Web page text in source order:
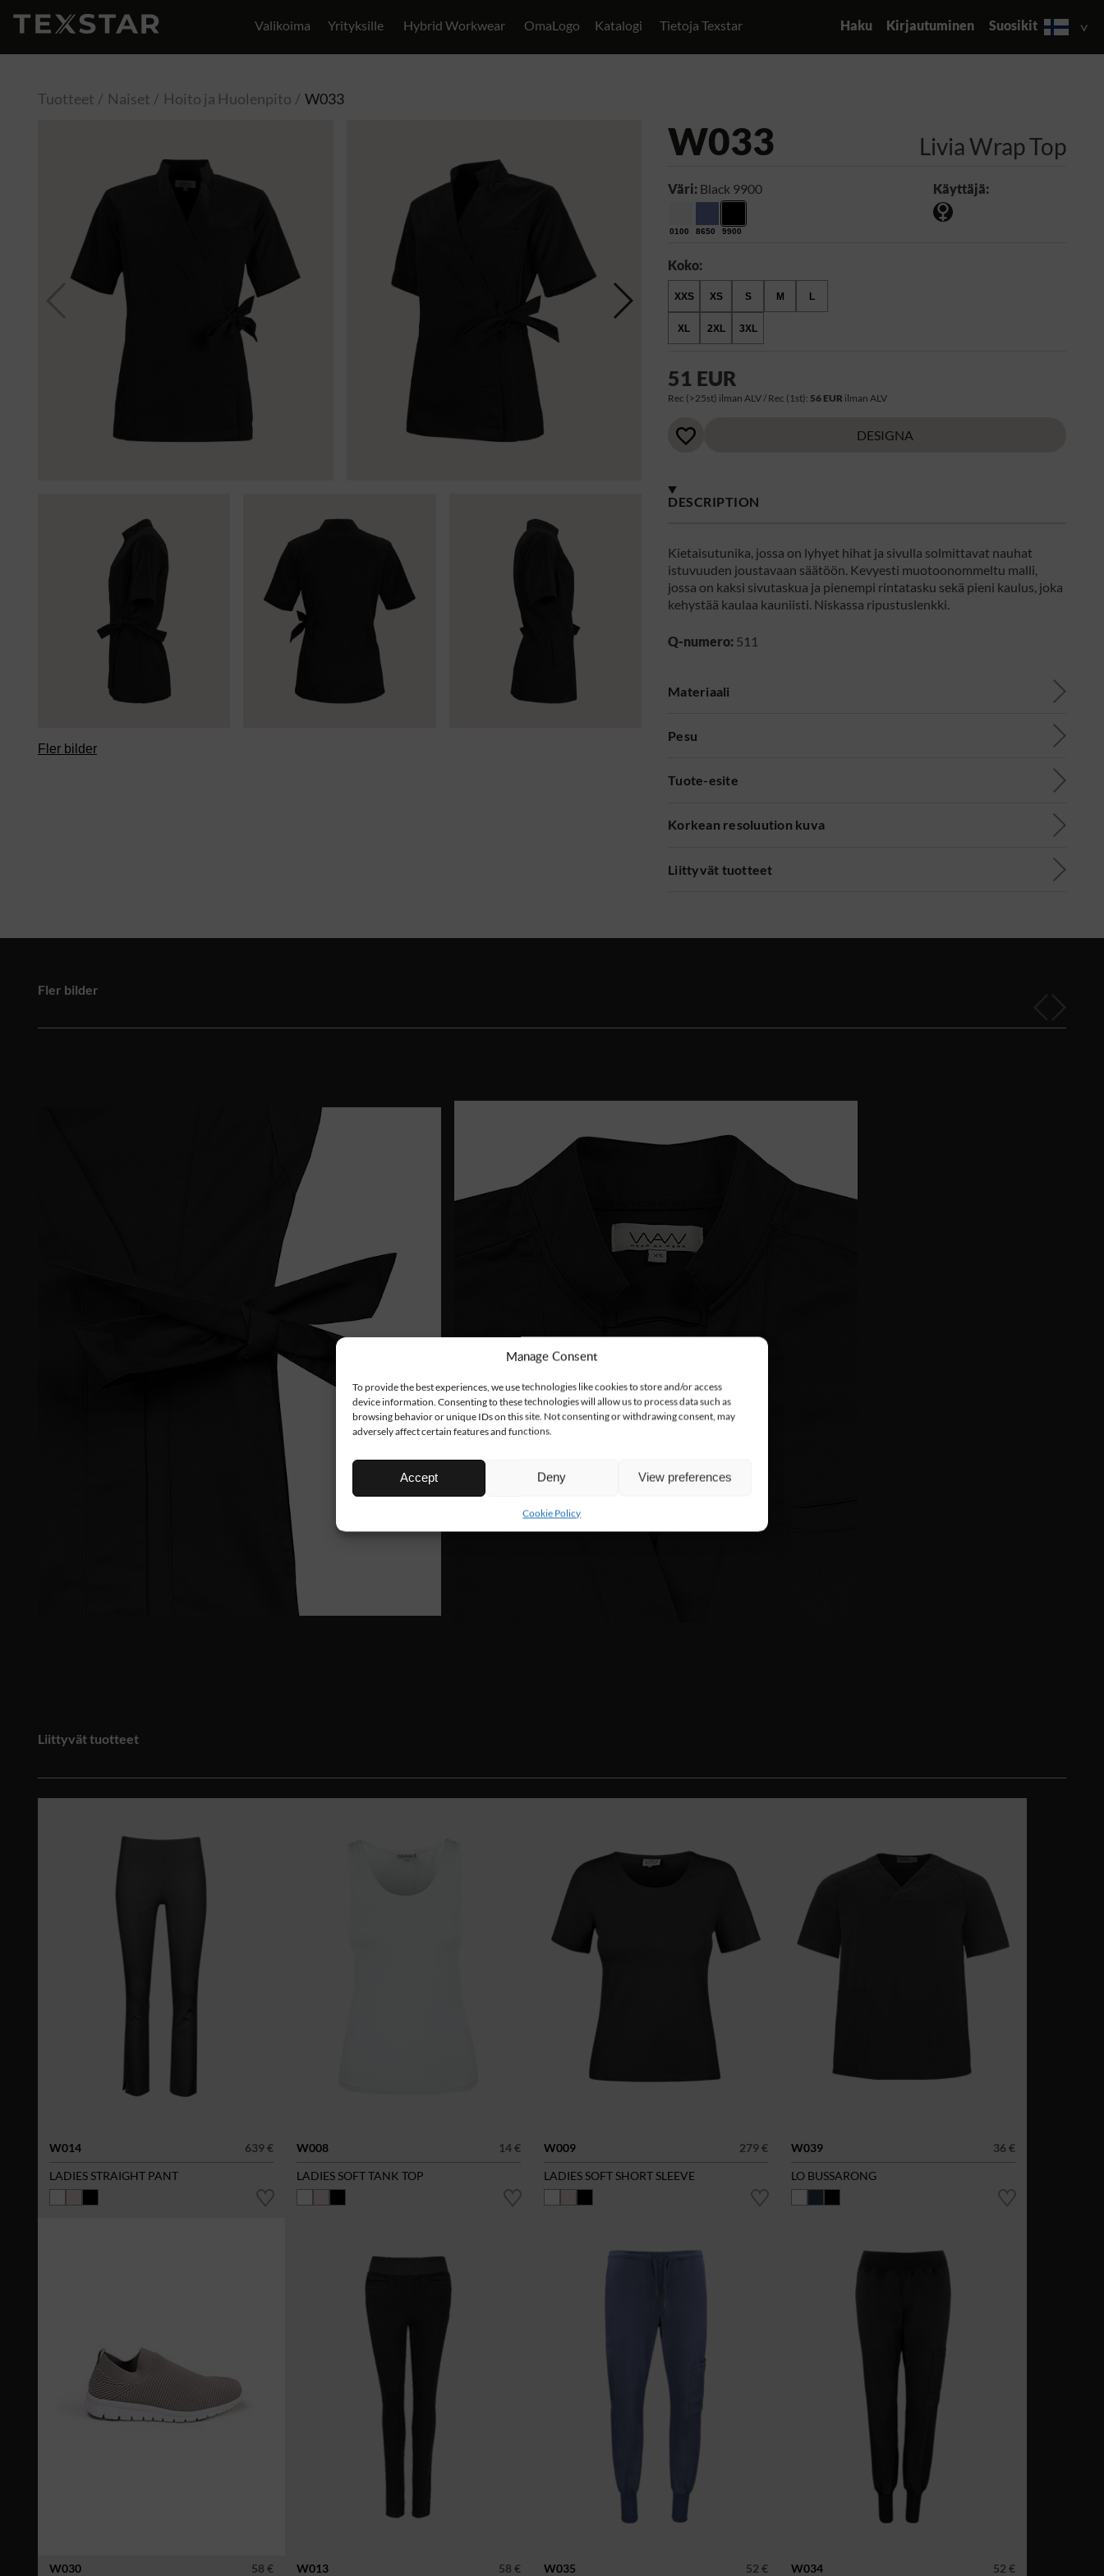
Manage Consent
To provide the best experiences, we use technologies like cookies to store and/or access
device information. Consenting to these technologies will allow us to process data such as
browsing behavior or unique IDs on this site. Not consenting or withdrawing consent, may
adversely affect certain features and functions.
Accept Deny View preferences
Cookie Policy
Valikoima Yrityksille Hybrid Workwear OmaLogo Katalogi Tietoja Texstar Haku Kirjautuminen Suosikit
Tuotteet Naiset Hoito ja Huolenpito W033
Fler bilder
W033 Livia Wrap Top
Väri: Black 9900
0100 8650 9900
Käyttäjä:
Koko:
XXS XS S M L
XL 2XL 3XL
51 EUR
Rec (>25st) ilman ALV / Rec (1st): 56 EUR ilman ALV
DESIGNA
DESCRIPTION
Kietaisutunika, jossa on lyhyet hihat ja sivulla solmittavat nauhat
istuvuuden joustavaan säätöön. Kevyesti muotoonommeltu malli,
jossa on kaksi sivutaskua ja pienempi rintatasku sekä pieni kaulus, joka
kehystää kaulaa kauniisti. Niskassa ripustuslenkki.
Q-numero: 511
Materiaali
Pesu
Tuote-esite
Korkean resoluution kuva
Liittyvät tuotteet
Fler bilder
Liittyvät tuotteet
W014
639 €
LADIES STRAIGHT PANT
W008
14 €
LADIES SOFT TANK TOP
W009
279 €
LADIES SOFT SHORT SLEEVE
W039
36 €
LO BUSSARONG
W030
58 €
W013
58 €
W035
52 €
W034
52 €